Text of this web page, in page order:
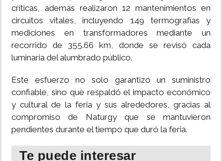
críticas, además realizaron 12 mantenimientos en
circuitos vitales, incluyendo 149 termografías y
mediciones en transformadores mediante un
recorrido de 355.66 km, donde se revisó cada
luminaria del alumbrado público.
Este esfuerzo no solo garantizó un suministro
confiable, sino que respaldó el impacto económico
y cultural de la feria y sus alrededores, gracias al
compromiso de Naturgy que se mantuvieron
pendientes durante el tiempo que duró la feria.
Te puede interesar